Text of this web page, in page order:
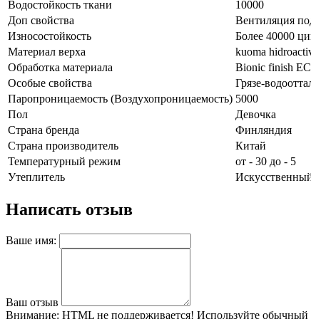
Водостойкость ткани
10000
Доп свойства
Вентиляция
Износостойкость
Более 40000
Материал верха
kuoma
Обработка материала
Bionic finish
Особые свойства
Грязе-
Паропроницаемость (Воздухопроницаемость) 5000
Пол
Девочка
Страна бренда
Финляндия
Страна производитель
Китай
Температурный режим
от - 30 до - 5
Утеплитель
Написать отзыв
Ваше имя:
Ваш отзыв
Внимание: HTML не поддерживается! Используйте обычный